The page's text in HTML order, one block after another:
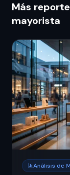
Más
mayorista
Análisis de